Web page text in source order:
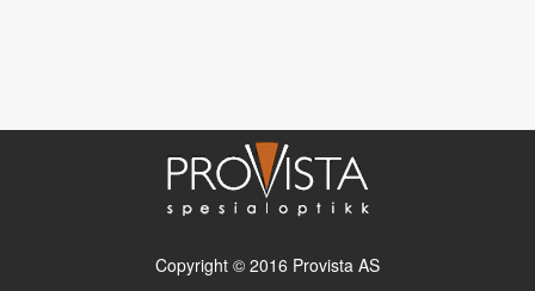
Copyright © 2016 Provista AS